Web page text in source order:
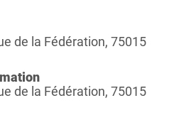
de la Fédération, 75015
de la Fédération, 75015